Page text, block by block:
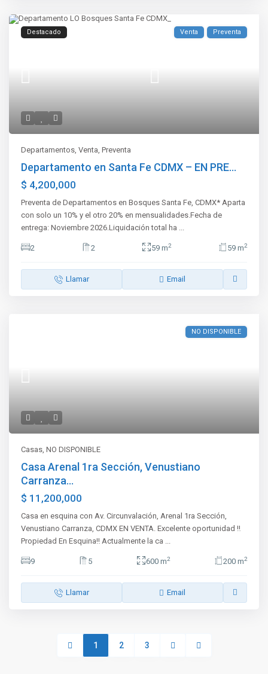
Destacado Venta Preventa
Departamentos,Venta,Preventa
Departamento en Santa Fe CDMX – EN PRE...
$ 4,200,000
Preventa de Departamentos en Bosques Santa Fe, CDMX* Aparta
con solo un 10% y el otro 20% en mensualidades.Fecha de
entrega: Noviembre 2026.Liquidación total ha ...
2 2 59 m2 59 m2
Llamar Email
NO DISPONIBLE
Casas,NO DISPONIBLE
Casa Arenal 1ra Sección, Venustiano
Carranza...
$ 11,200,000
Casa en esquina con Av. Circunvalación, Arenal 1ra Sección,
Venustiano Carranza, CDMX EN VENTA. Excelente oportunidad ‼️
Propiedad En Esquina‼️ Actualmente la ca ...
9 5 600 m2 200 m2
Llamar Email
1 2 3